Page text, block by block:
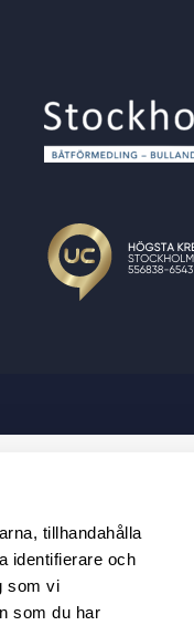
tillhandahålla
identifierare och
som vi
som du har